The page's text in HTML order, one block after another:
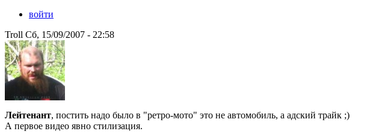
войти
Troll Сб, 15/09/2007 - 22:58
Лейтенант, постить надо было в "ретро-мото" это не автомобиль, а адский трайк ;)
А первое видео явно стилизация.